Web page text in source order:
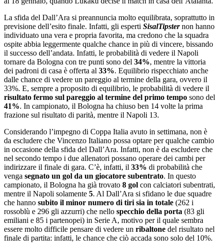
La sfida del Dall’Ara si preannuncia molto equilibrata, soprattutto in
previsione dell’esito finale. Infatti, gli esperti SisalTipsternon hanno
individuato una vera e propria favorita, ma credono che la squadra
ospite abbia leggermente qualche chance in più di vincere, bissando
il successo dell’andata. Infatti, le probabilità di vedere il Napoli
tornare da Bologna con tre punti sono del 34%, mentre la vittoria
dei padroni di casa è offerta al 33%. Equilibrio rispecchiato anche
dalle chance di vedere un pareggio al termine della gara, ovvero il
33%. E, sempre a proposito di equilibrio, le probabilità di vedere il
risultato fermo sul pareggio al termine del primo tempo sono del
41%. In campionato, il Bologna ha chiuso ben 14 volte la prima
frazione sul risultato di parità, mentre il Napoli 13.
Considerando l’impegno di Coppa Italia avuto in settimana, non è
da escludere che Vincenzo Italiano possa optare per qualche cambio
in occasione della sfida del Dall’Ara. Infatti, non è da escludere che
nel secondo tempo i due allenatori possano operare dei cambi per
indirizzare il finale di gara. C’è, infatti, il 33% di probabilità che
venga segnato un gol da un giocatore subentrato. In questo
campionato, il Bologna ha già trovato 8 gol con calciatori subentrati,
mentre il Napoli solamente 5. Al Dall’Ara si sfidano le due squadre
che hanno subito il minor numero di tiri sia in totale (262 i
rossoblù e 296 gli azzurri) che nello specchio della porta (83 gli
emiliani e 85 i partenopei) in Serie A, motivo per il quale sembra
essere molto difficile pensare di vedere un ribaltone del risultato nel
finale di partita: infatti, le chance che ciò accada sono solo del 10%.